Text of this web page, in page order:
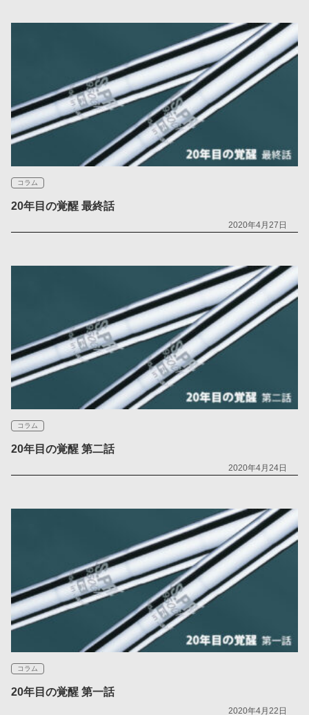
コラム
20年目の覚醒 最終話
2020年4月27日
コラム
20年目の覚醒 第二話
2020年4月24日
コラム
20年目の覚醒 第一話
2020年4月22日